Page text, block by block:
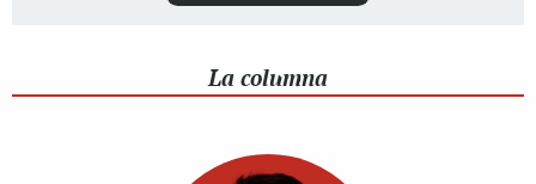
La columna